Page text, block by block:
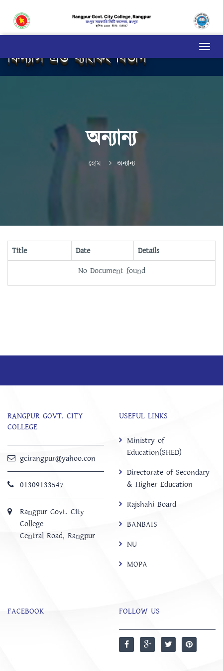
ফিন্যান্স এন্ড ব্যাংকিং বিভাগ
অন্যান্য
হোম অন্যান্য
Title Date
Details
No Document found
RANGPUR GOVT. CITY
COLLEGE
gcirangpur@yahoo.con
01309133547
Rangpur Govt. City
College
Central Road, Rangpur
USEFUL LINKS
Ministry of
Education(SHED)
Directorate of Secondary
& Higher Education
Rajshahi Board
BANBAIS
NU
MOPA
FACEBOOK FOLLOW US